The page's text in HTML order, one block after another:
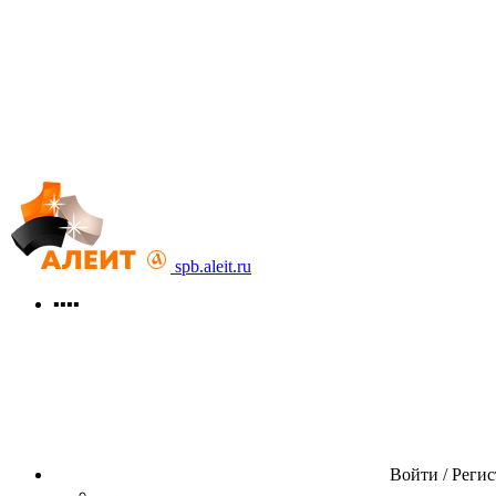
spb.aleit.ru
▪▪▪▪
Войти /